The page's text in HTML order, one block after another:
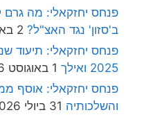
פנחס יחזקאלי: מה גרם
ב'סזון' נגד האצ"ל? 2 באוגוסט 2026
פנחס יחזקאלי: תיעוד
2025 ואילך
1 באוגוסט 2026
פנחס יחזקאלי: אוסף
והשלכותיה 31 ביולי 2026